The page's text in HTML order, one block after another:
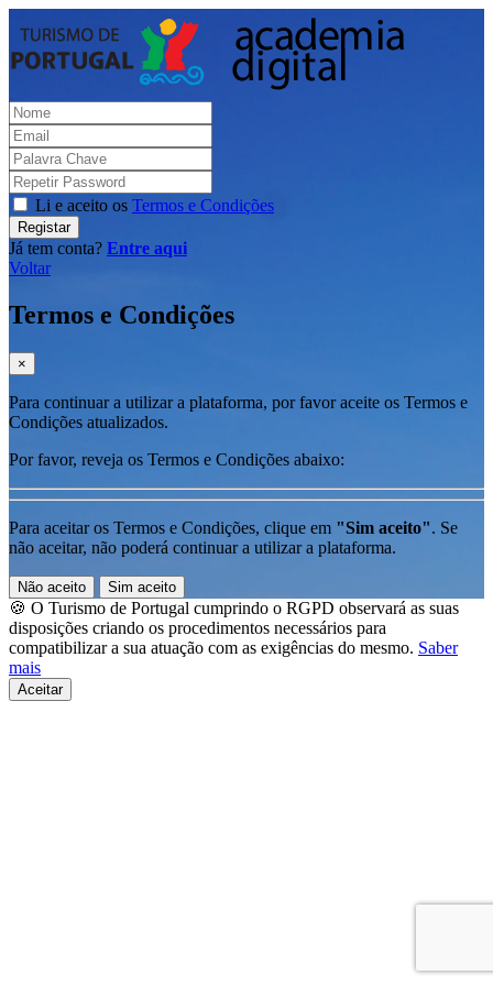
Li e aceito os Termos e Condições
Registar
Já tem conta? Entre aqui
Voltar
Termos e Condições
×
Para continuar a utilizar a plataforma, por favor aceite os Termos e
Condições atualizados.
Por favor, reveja os Termos e Condições abaixo:
Para aceitar os Termos e Condições, clique em "Sim aceito". Se
não aceitar, não poderá continuar a utilizar a plataforma.
Não aceito Sim aceito
🍪 O Turismo de Portugal cumprindo o RGPD observará as suas
disposições criando os procedimentos necessários para
compatibilizar a sua atuação com as exigências do mesmo. Saber
mais
Aceitar